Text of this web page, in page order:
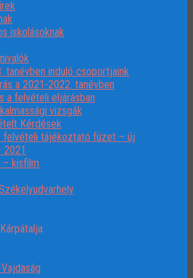
iskolásoknak
tanévben induló csoportjaink
a 2021-2022. tanévben
a felvételi eljárásban
vizsgák
Kérdések
felvételi tájékoztató füzet – új
2021
– kisfilm